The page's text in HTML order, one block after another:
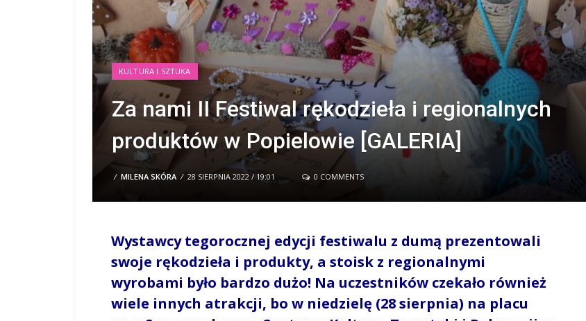
KULTURA I SZTUKA
Za nami II Festiwal rękodzieła i regionalnych
produktów w Popielowie [GALERIA]
/ MILENA SKÓRA / 28 SIERPNIA 2022 / 19:01 0 COMMENTS
Wystawcy tegorocznej edycji festiwalu z dumą prezentowali
swoje rękodzieła i produkty, a stoisk z regionalnymi
wyrobami było bardzo dużo! Na uczestników czekało również
wiele innych atrakcji, bo w niedzielę (28 sierpnia) na placu